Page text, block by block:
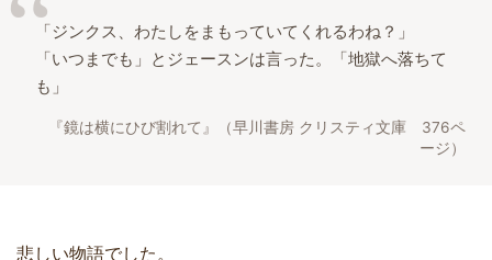
「ジンクス、わたしをまもっていてくれるわね？」
「いつまでも」とジェースンは言った。「地獄へ落ちて
も」
『鏡は横にひび割れて』（早川書房 クリスティ文庫 376ペ
ージ）
悲しい物語でした。